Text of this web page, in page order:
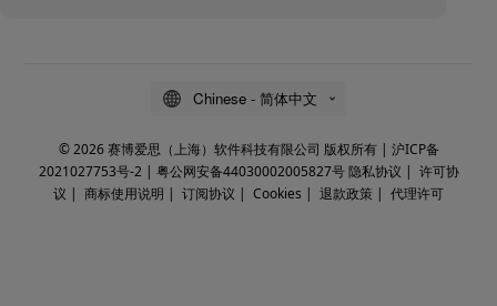
Chinese - 简体中文
© 2026 赛博爱思（上海）软件科技有限公司 版权所有 | 沪ICP备
2021027753号-2| 粤公网安备44030002005827号 隐私协议 | 许可协
议 | 商标使用说明 | 订阅协议 | Cookies | 退款政策 | 代理许可